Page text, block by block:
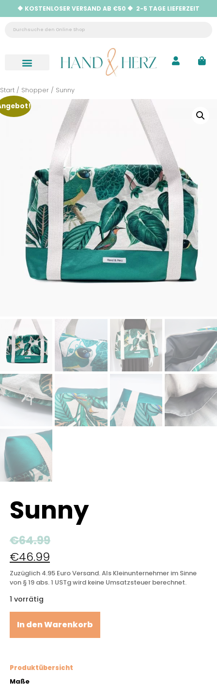
🔶 KOSTENLOSER VERSAND AB €50 🔶 2-5 TAGE LIEFERZEIT
Start / Shopper / Sunny
Sunny
€64.99
€46.99
Zuzüglich 4.95 Euro Versand. Als Kleinunternehmer im Sinne
von § 19 abs. 1 USTg wird keine Umsatzsteuer berechnet.
1 vorrätig
In den Warenkorb
Produktübersicht
Maße